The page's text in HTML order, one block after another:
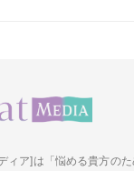
ア]は「悩める貴方のた